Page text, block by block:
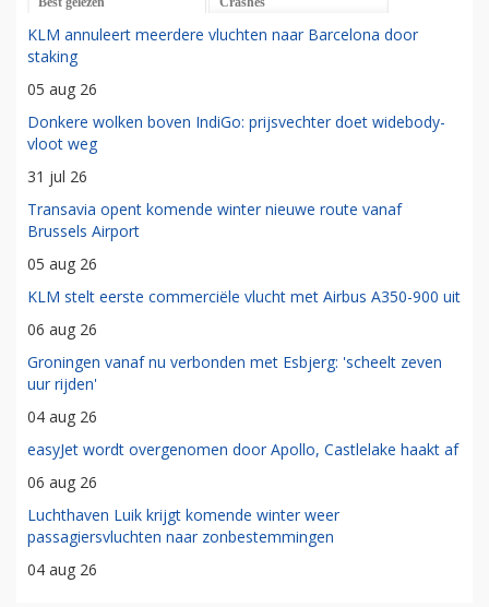
KLM annuleert meerdere vluchten naar Barcelona door
staking
05 aug 26
Donkere wolken boven IndiGo: prijsvechter doet widebody-
vloot weg
31 jul 26
Transavia opent komende winter nieuwe route vanaf
Brussels Airport
05 aug 26
KLM stelt eerste commerciële vlucht met Airbus A350-900 uit
06 aug 26
Groningen vanaf nu verbonden met Esbjerg: 'scheelt zeven
uur rijden'
04 aug 26
easyJet wordt overgenomen door Apollo, Castlelake haakt af
06 aug 26
Luchthaven Luik krijgt komende winter weer
passagiersvluchten naar zonbestemmingen
04 aug 26